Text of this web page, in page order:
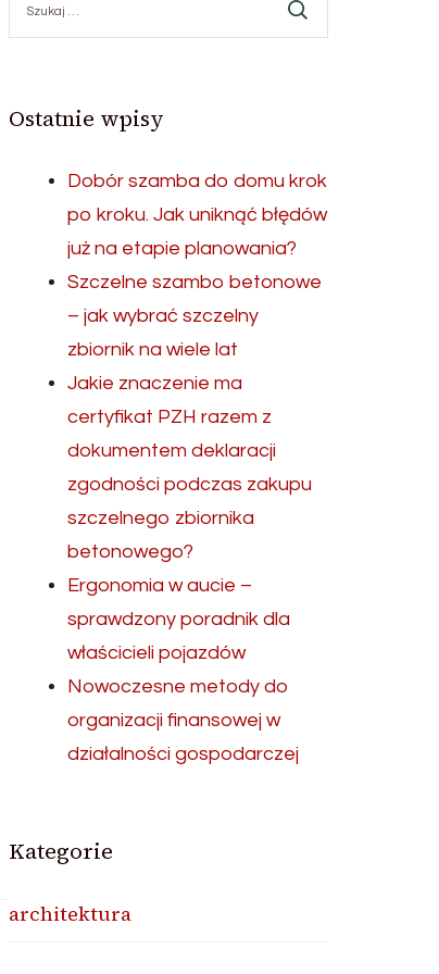
Ostatnie wpisy
Dobór szamba do domu krok
po kroku. Jak uniknąć błędów
już na etapie planowania?
Szczelne szambo betonowe
– jak wybrać szczelny
zbiornik na wiele lat
Jakie znaczenie ma
certyfikat PZH razem z
dokumentem deklaracji
zgodności podczas zakupu
szczelnego zbiornika
betonowego?
Ergonomia w aucie –
sprawdzony poradnik dla
właścicieli pojazdów
Nowoczesne metody do
organizacji finansowej w
działalności gospodarczej
Kategorie
architektura